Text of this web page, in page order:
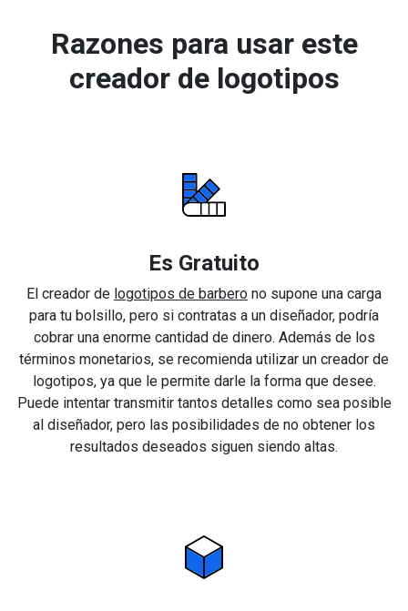
Razones para usar este
creador de logotipos
Es Gratuito
El creador de logotipos de barbero no supone una carga
para tu bolsillo, pero si contratas a un diseñador, podría
cobrar una enorme cantidad de dinero. Además de los
términos monetarios, se recomienda utilizar un creador de
logotipos, ya que le permite darle la forma que desee.
Puede intentar transmitir tantos detalles como sea posible
al diseñador, pero las posibilidades de no obtener los
resultados deseados siguen siendo altas.